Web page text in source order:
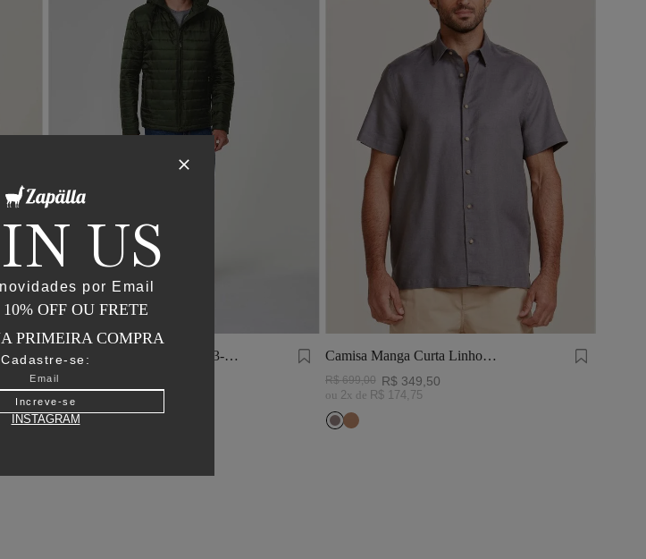
Jaqueta Matelasse Capuz - I23-
Verde Oliva
R$
ou6x deR$ 241,25
Camisa Manga Curta Linho
R$ 699,00 R$ 349 50
ou 2x de R$ 174, 75
US
por Email
OFF OU FRETE
PRIMEIRA COMPRA
Cadastre-se:
Increve-se
INSTAGRAM